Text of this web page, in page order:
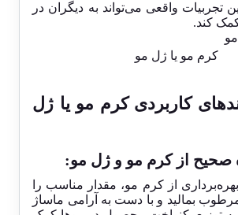
تجربیات واقعی می‌تواند به دیگران در
کند.
کرم مو یا ژل مو
کاربردی کرم مو یا ژل
صحیح از کرم مو و ژل مو:
از کرم مو، مقدار مناسب را
بمالید و با دست به آرامی ماساژ